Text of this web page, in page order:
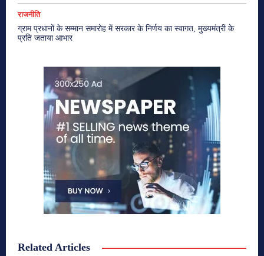
राजनीति
ग्राम प्रधानों के सम्मान समारोह में सरकार के निर्णय का स्वागत, मुख्यमंत्री के
प्रति जताया आभार
Related Articles